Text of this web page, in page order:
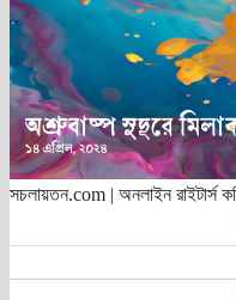
সচলায়তন.com | অনলাইন রাইটার্স